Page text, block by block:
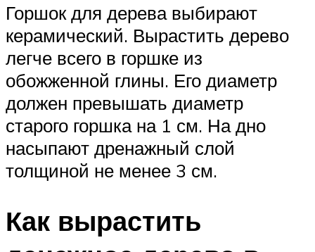
Горшок для дерева выбирают
керамический. Вырастить дерево
легче всего в горшке из
обожженной глины. Его диаметр
должен превышать диаметр
старого горшка на 1 см. На дно
насыпают дренажный слой
толщиной не менее 3 см.
Как вырастить